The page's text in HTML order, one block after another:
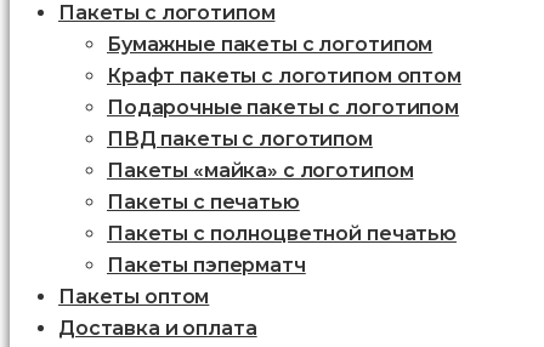
Пакеты с логотипом
Бумажные пакеты с логотипом
Крафт пакеты с логотипом оптом
Подарочные пакеты с логотипом
ПВД пакеты с логотипом
Пакеты «майка» с логотипом
Пакеты c печатью
Пакеты с полноцветной печатью
Пакеты пэперматч
Пакеты оптом
Доставка и оплата